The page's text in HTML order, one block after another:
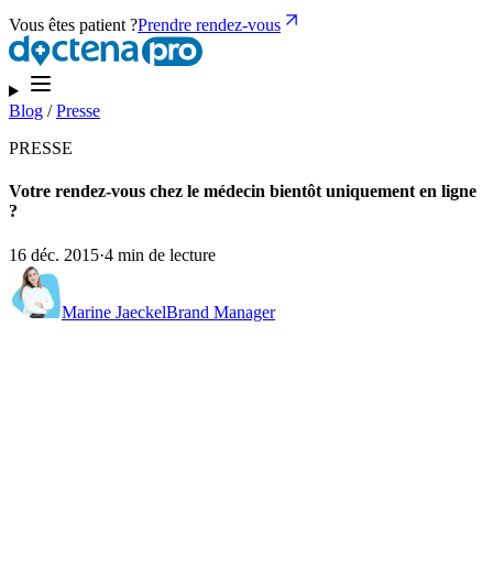
Vous êtes patient ?Prendre rendez-vous
Blog /Presse
PRESSE
Votre rendez-vous chez le médecin bientôt uniquement en ligne
?
16 déc. 2015·4 min de lecture
Marine JaeckelBrand Manager